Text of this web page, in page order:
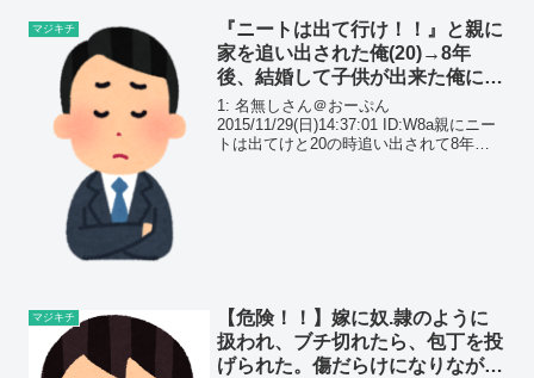
マジキチ
『ニートは出て行け！！』と親に
家を追い出された俺(20)→8年
後、結婚して子供が出来た俺に、
ある連絡が…
1: 名無しさん＠おーぷん
2015/11/29(日)14:37:01 ID:W8a親にニー
トは出てけと20の時追い出されて8年経
マジキチ
【危険！！】嫁に奴.隷のように
扱われ、ブチ切れたら、包丁を投
げられた。傷だらけになりなが